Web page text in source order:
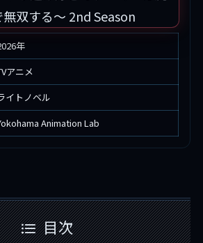
年
アニメ
イトノベル
Animation Lab
目次